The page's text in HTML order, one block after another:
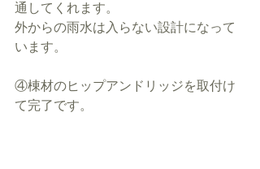
通してくれます。
外からの雨水は入らない設計になって
います。
④棟材のヒップアンドリッジを取付け
て完了です。